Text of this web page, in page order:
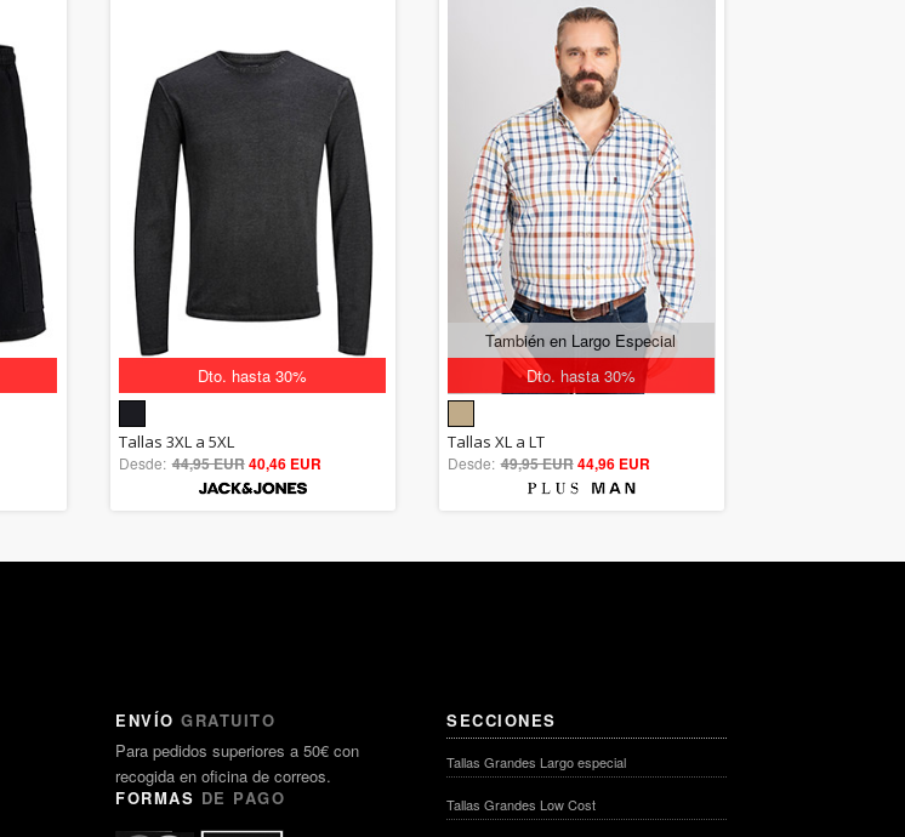
Dto. hasta 30%
5.00
out of 5
Tallas 3XL a 5XL
Desde: 44,95 EUR40,46 EUR
Dto. hasta 30%
También en Largo Especial
5.00
out of 5
Tallas XL a LT
Desde: 49,95 EUR44,96 EUR
ENVÍO GRATUITO
Para pedidos superiores a 50€ con
recogida en oficina de correos.
FORMAS DE PAGO
SECCIONES
Tallas Grandes Largo especial
Tallas Grandes Low Cost